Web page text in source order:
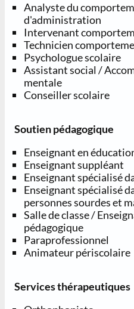
Analyste du
d'administration
Intervenant
Technicien
Psychologue scolaire
Assistant social /
mentale
Conseiller scolaire
Soutien pédagogique
Enseignant en
Enseignant suppléant
Enseignant spécialisé
Enseignant spécialisé
personnes sourdes et
Salle de classe /
pédagogique
Paraprofessionnel
Animateur périscolaire
Services thérapeutiques